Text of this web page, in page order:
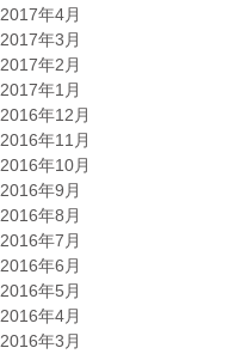
2017年4月
2017年3月
2017年2月
2017年1月
2016年12月
2016年11月
2016年10月
2016年9月
2016年8月
2016年7月
2016年6月
2016年5月
2016年4月
2016年3月